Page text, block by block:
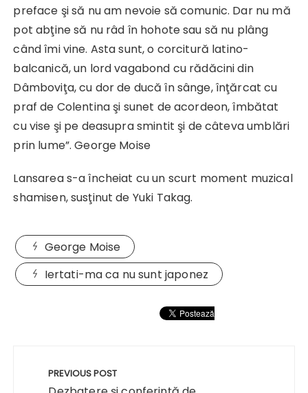
preface şi să nu am nevoie să comunic. Dar nu mă
pot abţine să nu râd în hohote sau să nu plâng
când îmi vine. Asta sunt, o corcitură latino-
balcanică, un lord vagabond cu rădăcini din
Dâmboviţa, cu dor de ducă în sânge, înţărcat cu
praf de Colentina şi sunet de acordeon, îmbătat
cu vise şi pe deasupra smintit şi de câteva umblări
prin lume”. George Moise
Lansarea s-a încheiat cu un scurt moment muzical
shamisen, susţinut de Yuki Takag.
George Moise
Iertati-ma ca nu sunt japonez
PREVIOUS POST